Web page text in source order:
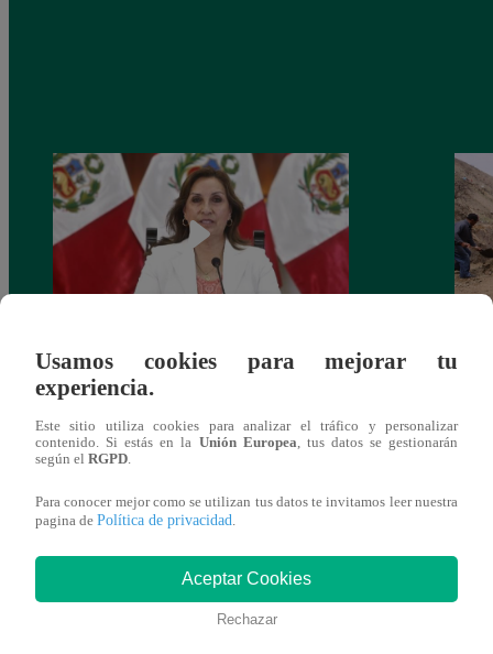
Congreso: proponen que el aumento del
salario presidencial se aplique desde 2026
Las
También te puede
interesar
Usamos cookies para mejorar tu
experiencia.
Este sitio utiliza cookies para analizar el tráfico y personalizar
contenido. Si estás en la Unión Europea, tus datos se gestionarán
según el RGPD.
Para conocer mejor como se utilizan tus datos te invitamos leer nuestra
pagina de Política de privacidad.
Aceptar Cookies
Rechazar